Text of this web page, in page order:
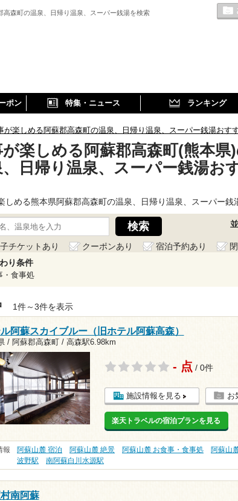
高森町の温泉、日帰り温泉、スーパー銭湯を検索
ポン 特集・ニュース ランキング
が楽しめる阿蘇郡高森町の温泉、日帰り温泉、スーパー銭湯おす
楽しめる阿蘇郡高森町(熊本県
日帰り温泉、スーパー銭湯お
しめる熊本県阿蘇郡高森町の温泉、日帰り温泉、スーパー銭
チケットあり クーポンあり 宿泊予約あり
り条件
・食事処
1件～3件を表示
阿蘇スカイブルー（旧ホテル阿蘇高森）
/ 阿蘇郡高森町 / 高森駅6.98km
- 点 / 0件
施設情報を見る お
楽天トラベルの宿泊プランを見る
報 阿蘇山麓 宿泊 阿蘇山麓 絶景 阿蘇山麓 お食事・食事処 阿蘇山
波野駅
南阿蘇白川水源駅
南阿蘇